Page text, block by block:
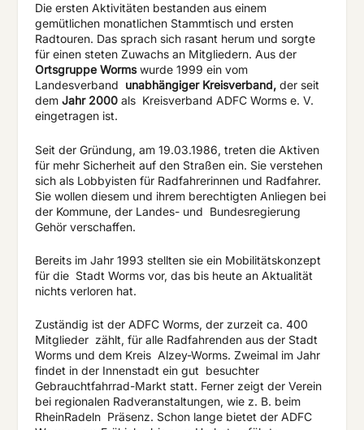
Die ersten Aktivitäten bestanden aus einem
gemütlichen monatlichen Stammtisch und ersten
Radtouren. Das sprach sich rasant herum und sorgte
für einen steten Zuwachs an Mitgliedern. Aus der
Ortsgruppe Wormswurde 1999 ein vom
Landesverband unabhängiger Kreisverband, der seit
dem Jahr 2000als Kreisverband ADFC Worms e. V.
eingetragen ist.
Seit der Gründung, am 19.03.1986, treten die Aktiven
für mehr Sicherheit auf den Straßen ein. Sie verstehen
sich als Lobbyisten für Radfahrerinnen und Radfahrer.
Sie wollen diesem und ihrem berechtigten Anliegen bei
der Kommune, der Landes- und Bundesregierung
Gehör verschaffen.
Bereits im Jahr 1993 stellten sie ein Mobilitätskonzept
für die Stadt Worms vor, das bis heute an Aktualität
nichts verloren hat.
Zuständig ist der ADFC Worms, der zurzeit ca. 400
Mitglieder zählt, für alle Radfahrenden aus der Stadt
Worms und dem Kreis Alzey-Worms. Zweimal im Jahr
findet in der Innenstadt ein gut besuchter
Gebrauchtfahrrad-Markt statt. Ferner zeigt der Verein
bei regionalen Radveranstaltungen, wie z. B. beim
RheinRadeln Präsenz. Schon lange bietet der ADFC